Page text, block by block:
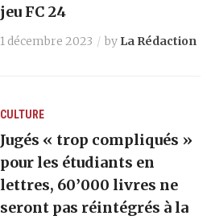
jeu FC 24
1 décembre 2023 by La Rédaction
CULTURE
Jugés « trop compliqués »
pour les étudiants en
lettres, 60’000 livres ne
seront pas réintégrés à la